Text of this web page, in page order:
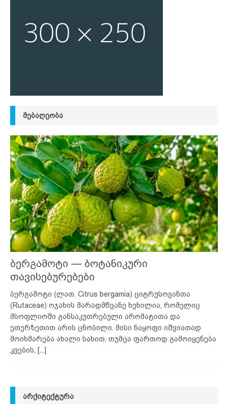
ᲛᲔᲑᲐᲦᲔᲝᲑᲐ
ბერგამოტი — ბოტანიკური
თავისებურებები
ბერგამოტი (ლათ. Citrus bergamia) ციტრუსოვანთა
(Rutaceae) ოჯახის მარადმწვანე ხეხილია, რომელიც
მსოფლიოში განსაკუთრებული არომატითა და
ეთერზეთით არის ცნობილი. მისი ნაყოფი იშვიათად
მოიხმარება ახალი სახით, თუმცა ფართოდ გამოიყენება
კვების,
[...]
ᲐᲠᲥᲘᲢᲔᲥᲢᲣᲠᲐ